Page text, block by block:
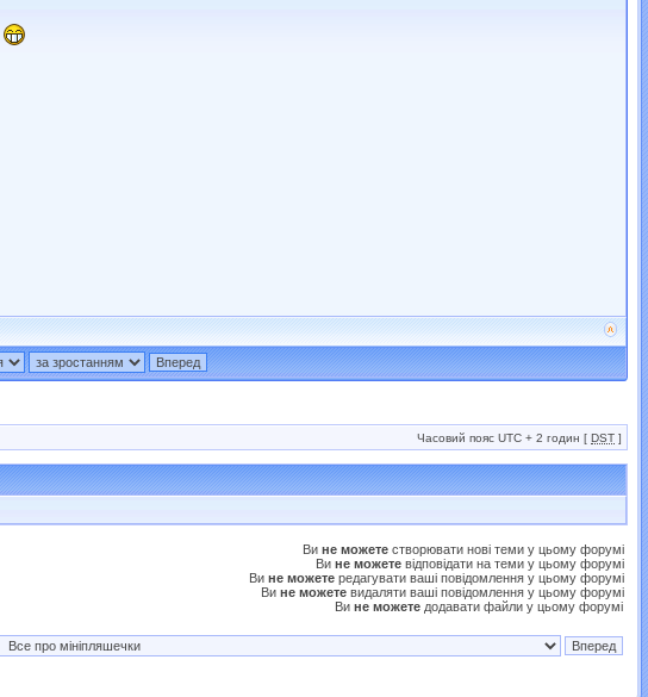
Часовий пояс UTC + 2 годин [ DST ]
Ви не можете створювати нові теми у цьому форумі
Ви не можете відповідати на теми у цьому форумі
Ви не можете редагувати ваші повідомлення у цьому форумі
Ви не можете видаляти ваші повідомлення у цьому форумі
Ви не можете додавати файли у цьому форумі